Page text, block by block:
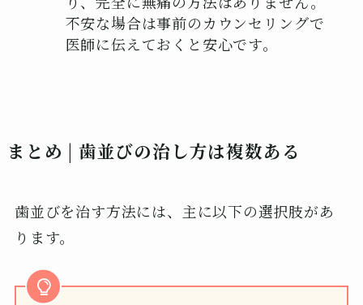
不安な場合は事前のカウンセリングで
医師に伝えておくと安心です。
まとめ | 歯並びの治し方は複数ある
歯並びを治す方法には、主に以下の選択肢があ
ります。